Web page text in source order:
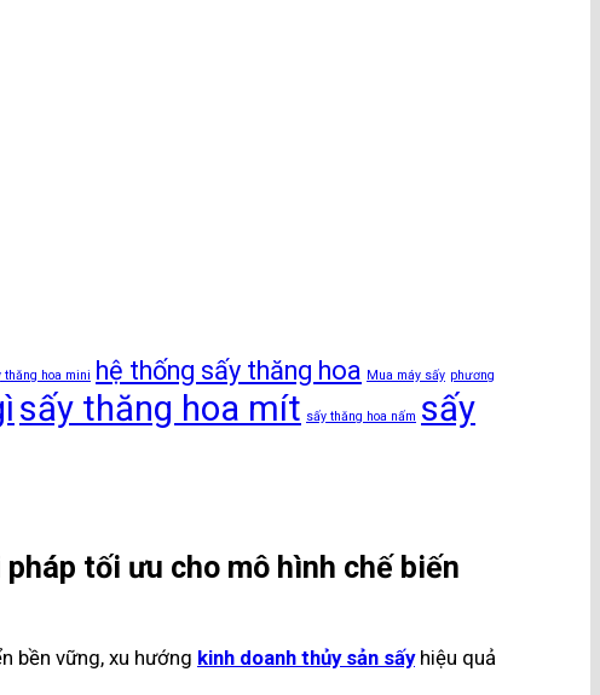
thăng hoa mini hệ thống sấy thăng hoa Mua máy sấy phương
sấy thăng hoa mít sấy thăng hoa nấm sấy
tối ưu cho mô hình chế biến
bền vững, xu hướng kinh doanh thủy sản sấyhiệu quả